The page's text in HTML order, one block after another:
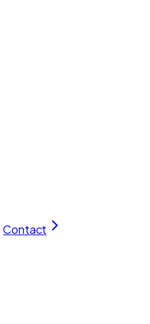
Contact